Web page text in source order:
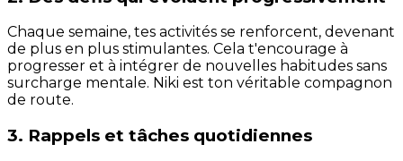
Chaque semaine, tes activités se renforcent, devenant
de plus en plus stimulantes. Cela t'encourage à
progresser et à intégrer de nouvelles habitudes sans
surcharge mentale. Niki est ton véritable compagnon
de route.
3. Rappels et tâches quotidiennes